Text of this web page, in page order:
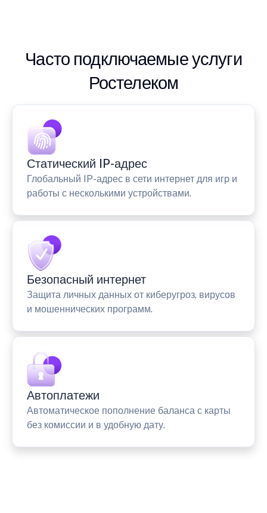
Часто подключаемые услуги
Ростелеком
Статический IP-адрес
Глобальный IP-адрес в сети интернет для игр и
работы с несколькими устройствами.
Безопасный интернет
Защита личных данных от киберугроз, вирусов
и мошеннических программ.
Автоплатежи
Автоматическое пополнение баланса с карты
без комиссии и в удобную дату.